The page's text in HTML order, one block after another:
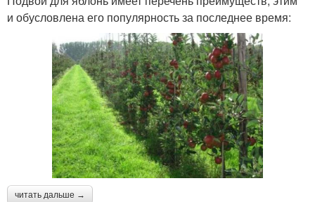
и обусловлена его популярность за последнее время:
читать дальше →